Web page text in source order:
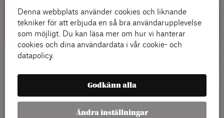
Läs mer
Denna webbplats använder cookies och liknande
tekniker för att erbjuda en så bra användarupplevelse
som möjligt. Du kan läsa mer om hur vi hanterar
cookies och dina användardata i vår cookie- och
datapolicy.
Godkänn alla
Ändra inställningar